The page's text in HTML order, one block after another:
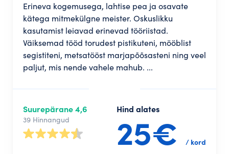
Erineva kogemusega, lahtise pea ja osavate
kätega mitmekülgne meister. Oskuslikku
kasutamist leiavad erinevad tööriistad.
Väiksemad tööd torudest pistikuteni, mööblist
segistiteni, metsatööst marjapõõsasteni ning veel
paljut, mis nende vahele mahub. ...
Hind alates
25€ / kord
Suurepärane 4,6
39 Hinnangud